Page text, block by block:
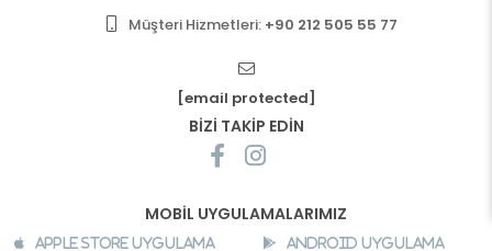
Müşteri Hizmetleri: +90 212 505 55 77
[email protected]
BİZİ TAKİP EDİN
MOBİL UYGULAMALARIMIZ
Apple Store Uygulama Android Uygulama